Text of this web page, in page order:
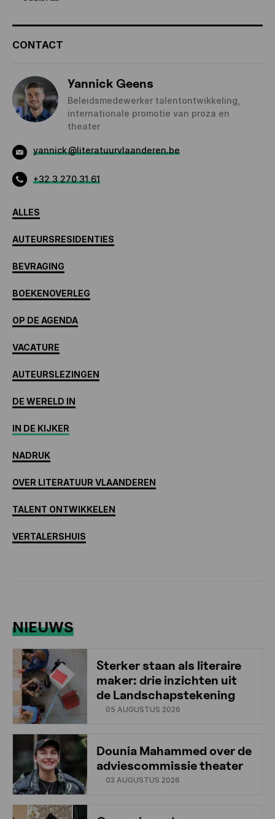
ALLES
AUTEURSRESIDENTIES
BEVRAGING
BOEKENOVERLEG
OP DE AGENDA
VACATURE
AUTEURSLEZINGEN
DE WERELD IN
IN DE KIJKER
NADRUK
OVER LITERATUUR VLAANDEREN
TALENT ONTWIKKELEN
VERTALERSHUIS
CONTACT
Yannick Geens
Beleidsmedewerker talentontwikkeling,
internationale promotie van proza en
theater
yannick@literatuurvlaanderen.be
+32 3 270 31 61
NIEUWS
Sterker staan als literaire
maker: drie inzichten uit
de Landschapstekening
05 AUGUSTUS 2026
Dounia Mahammed over de
adviescommissie theater
03 AUGUSTUS 2026